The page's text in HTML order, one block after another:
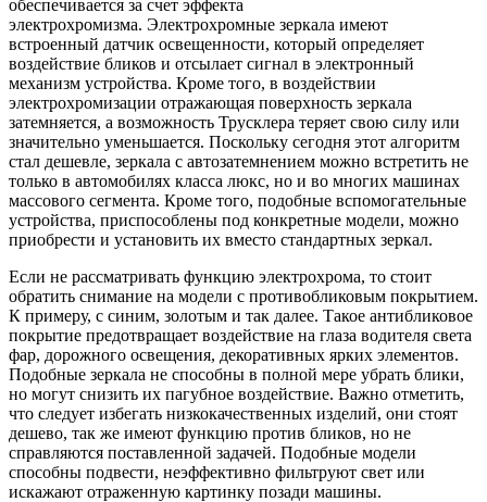
обеспечивается за счет эффекта
электрохромизма. Электрохромные зеркала имеют
встроенный датчик освещенности, который определяет
воздействие бликов и отсылает сигнал в электронный
механизм устройства. Кроме того, в воздействии
электрохромизации отражающая поверхность зеркала
затемняется, а возможность Трусклера теряет свою силу или
значительно уменьшается. Поскольку сегодня этот алгоритм
стал дешевле, зеркала с автозатемнением можно встретить не
только в автомобилях класса люкс, но и во многих машинах
массового сегмента. Кроме того, подобные вспомогательные
устройства, приспособлены под конкретные модели, можно
приобрести и установить их вместо стандартных зеркал.
Если не рассматривать функцию электрохрома, то стоит
обратить снимание на модели с противобликовым покрытием.
К примеру, с синим, золотым и так далее. Такое антибликовое
покрытие предотвращает воздействие на глаза водителя света
фар, дорожного освещения, декоративных ярких элементов.
Подобные зеркала не способны в полной мере убрать блики,
но могут снизить их пагубное воздействие. Важно отметить,
что следует избегать низкокачественных изделий, они стоят
дешево, так же имеют функцию против бликов, но не
справляются поставленной задачей. Подобные модели
способны подвести, неэффективно фильтруют свет или
искажают отраженную картинку позади машины.